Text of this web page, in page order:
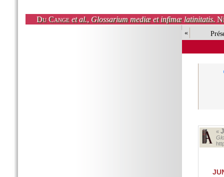
Du Cange et al., Glossarium mediæ et infimæ latinitatis.
«
«